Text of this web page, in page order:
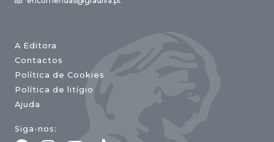
A Editora
Contactos
Política de Cookies
Política de litígio
Ajuda
Siga-nos: